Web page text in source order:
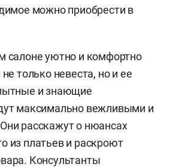
можно приобрести в
салоне уютно и комфортно
только невеста, но и ее
и знающие
максимально вежливыми и
расскажут о нюансах
из платьев и раскроют
Консультанты